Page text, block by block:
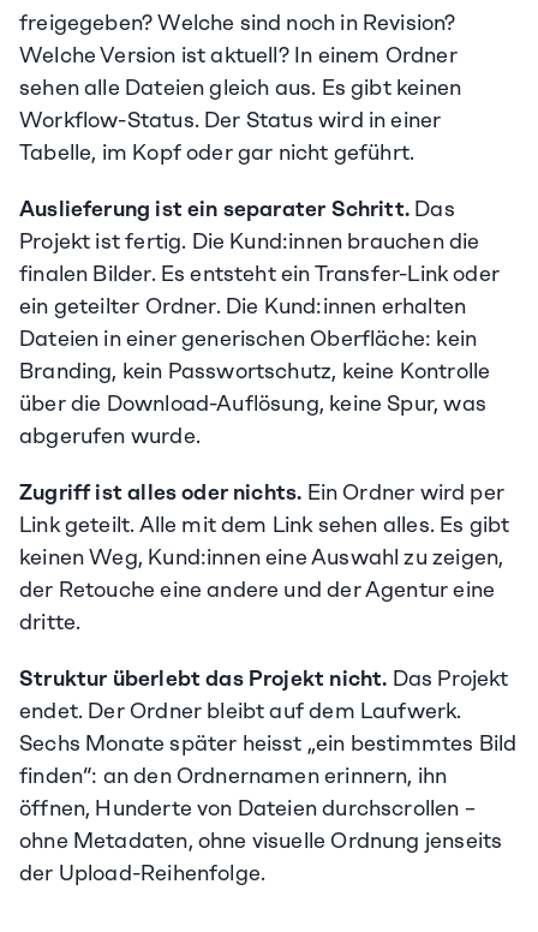
freigegeben? Welche sind noch in Revision?
Welche Version ist aktuell? In einem Ordner
sehen alle Dateien gleich aus. Es gibt keinen
Workflow-Status. Der Status wird in einer
Tabelle, im Kopf oder gar nicht geführt.
Auslieferung ist ein separater Schritt. Das
Projekt ist fertig. Die Kund:innen brauchen die
finalen Bilder. Es entsteht ein Transfer-Link oder
ein geteilter Ordner. Die Kund:innen erhalten
Dateien in einer generischen Oberfläche: kein
Branding, kein Passwortschutz, keine Kontrolle
über die Download-Auflösung, keine Spur, was
abgerufen wurde.
Zugriff ist alles oder nichts. Ein Ordner wird per
Link geteilt. Alle mit dem Link sehen alles. Es gibt
keinen Weg, Kund:innen eine Auswahl zu zeigen,
der Retouche eine andere und der Agentur eine
dritte.
Struktur überlebt das Projekt nicht. Das Projekt
endet. Der Ordner bleibt auf dem Laufwerk.
Sechs Monate später heisst „ein bestimmtes Bild
finden“: an den Ordnernamen erinnern, ihn
öffnen, Hunderte von Dateien durchscrollen –
ohne Metadaten, ohne visuelle Ordnung jenseits
der Upload-Reihenfolge.